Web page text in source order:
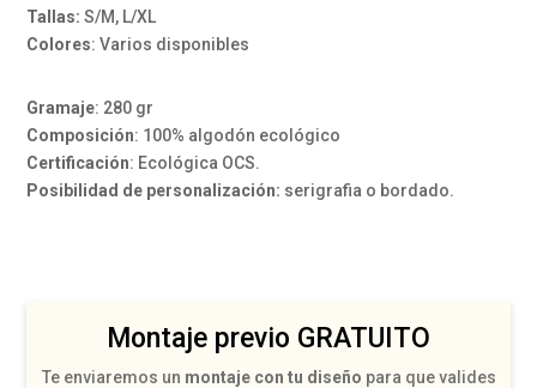
Tallas: S/M, L/XL
Colores: Varios disponibles
Gramaje: 280 gr
Composición: 100% algodón ecológico
Certificación: Ecológica OCS.
Posibilidad de personalización: serigrafia o bordado.
Montaje previo GRATUITO
Te enviaremos un montaje con tu diseño para que valides